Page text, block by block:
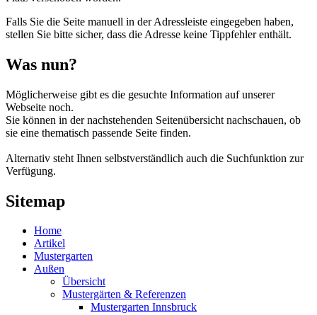
Falls Sie die Seite manuell in der Adressleiste eingegeben haben,
stellen Sie bitte sicher, dass die Adresse keine Tippfehler enthält.
Was nun?
Möglicherweise gibt es die gesuchte Information auf unserer
Webseite noch.
Sie können in der nachstehenden Seitenübersicht nachschauen, ob
sie eine thematisch passende Seite finden.
Alternativ steht Ihnen selbstverständlich auch die Suchfunktion zur
Verfügung.
Sitemap
Home
Artikel
Mustergarten
Außen
Übersicht
Mustergärten & Referenzen
Mustergarten Innsbruck